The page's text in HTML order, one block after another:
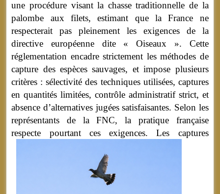
une procédure visant la chasse traditionnelle de la
palombe aux filets, estimant que la France ne
respecterait pas pleinement les exigences de la
directive européenne dite « Oiseaux ». Cette
réglementation encadre strictement les méthodes de
capture des espèces sauvages, et impose plusieurs
critères : sélectivité des techniques utilisées, captures
en quantités limitées, contrôle administratif strict, et
absence d’alternatives jugées satisfaisantes. Selon les
représentants de la FNC, la pratique française
respecte pourtant ces exigences.Les captures